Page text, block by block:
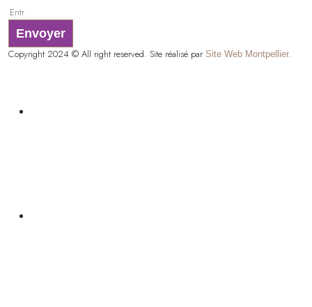
Envoyer
Copyright 2024 © All right reserved. Site réalisé par Site Web Montpellier.